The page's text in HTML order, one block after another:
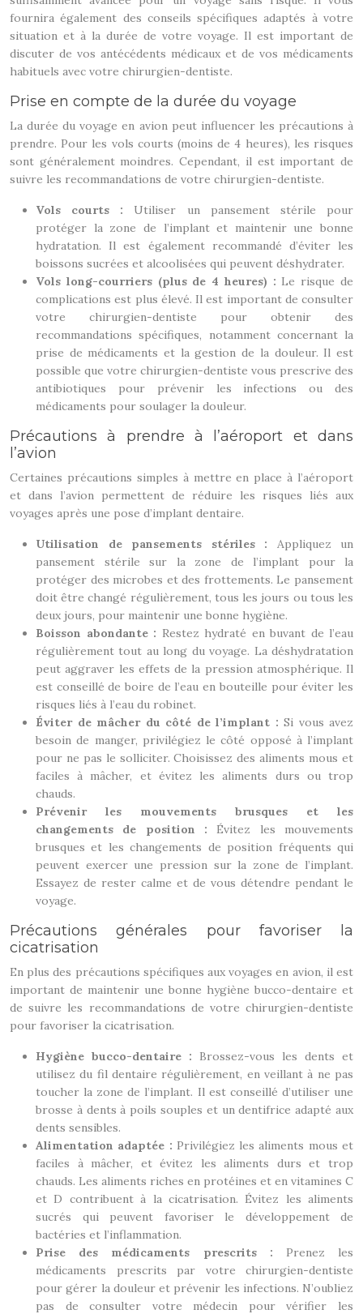
fournira également des conseils spécifiques adaptés à votre
situation et à la durée de votre voyage. Il est important de
discuter de vos antécédents médicaux et de vos médicaments
habituels avec votre chirurgien-dentiste.
Prise en compte de la durée du voyage
La durée du voyage en avion peut influencer les précautions à
prendre. Pour les vols courts (moins de 4 heures), les risques
sont généralement moindres. Cependant, il est important de
suivre les recommandations de votre chirurgien-dentiste.
Vols courts : Utiliser un pansement stérile pour
protéger la zone de l’implant et maintenir une bonne
hydratation. Il est également recommandé d’éviter les
boissons sucrées et alcoolisées qui peuvent déshydrater.
Vols long-courriers (plus de 4 heures) : Le risque de
complications est plus élevé. Il est important de consulter
votre chirurgien-dentiste pour obtenir des
recommandations spécifiques, notamment concernant la
prise de médicaments et la gestion de la douleur. Il est
possible que votre chirurgien-dentiste vous prescrive des
antibiotiques pour prévenir les infections ou des
médicaments pour soulager la douleur.
Précautions à prendre à l’aéroport et dans
l’avion
Certaines précautions simples à mettre en place à l’aéroport
et dans l’avion permettent de réduire les risques liés aux
voyages après une pose d’implant dentaire.
Utilisation de pansements stériles : Appliquez un
pansement stérile sur la zone de l’implant pour la
protéger des microbes et des frottements. Le pansement
doit être changé régulièrement, tous les jours ou tous les
deux jours, pour maintenir une bonne hygiène.
Boisson abondante : Restez hydraté en buvant de l’eau
régulièrement tout au long du voyage. La déshydratation
peut aggraver les effets de la pression atmosphérique. Il
est conseillé de boire de l’eau en bouteille pour éviter les
risques liés à l’eau du robinet.
Éviter de mâcher du côté de l’implant : Si vous avez
besoin de manger, privilégiez le côté opposé à l’implant
pour ne pas le solliciter. Choisissez des aliments mous et
faciles à mâcher, et évitez les aliments durs ou trop
chauds.
Prévenir les mouvements brusques et les
changements de position : Évitez les mouvements
brusques et les changements de position fréquents qui
peuvent exercer une pression sur la zone de l’implant.
Essayez de rester calme et de vous détendre pendant le
voyage.
Précautions générales pour favoriser la
cicatrisation
En plus des précautions spécifiques aux voyages en avion, il est
important de maintenir une bonne hygiène bucco-dentaire et
de suivre les recommandations de votre chirurgien-dentiste
pour favoriser la cicatrisation.
Hygiène bucco-dentaire : Brossez-vous les dents et
utilisez du fil dentaire régulièrement, en veillant à ne pas
toucher la zone de l’implant. Il est conseillé d’utiliser une
brosse à dents à poils souples et un dentifrice adapté aux
dents sensibles.
Alimentation adaptée : Privilégiez les aliments mous et
faciles à mâcher, et évitez les aliments durs et trop
chauds. Les aliments riches en protéines et en vitamines C
et D contribuent à la cicatrisation. Évitez les aliments
sucrés qui peuvent favoriser le développement de
bactéries et l’inflammation.
Prise des médicaments prescrits : Prenez les
médicaments prescrits par votre chirurgien-dentiste
pour gérer la douleur et prévenir les infections. N’oubliez
pas de consulter votre médecin pour vérifier les